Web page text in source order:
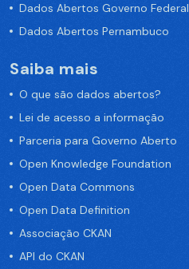
Dados Abertos Governo Federal
Dados Abertos Pernambuco
Saiba mais
O que são dados abertos?
Lei de acesso a informação
Parceria para Governo Aberto
Open Knowledge Foundation
Open Data Commons
Open Data Definition
Associação CKAN
API do CKAN